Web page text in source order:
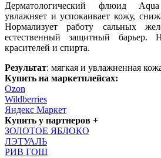
Дерматологический флюид
увлажняет и успокаивает кожу,
Нормализует работу сальных
естественный защитный барьер.
красителей и спирта.
Результат: мягкая и увлажненная
Купить на маркетплейсах:
Ozon
Wildberries
Яндекс Маркет
Купить у партнеров +
ЗОЛОТОЕ ЯБЛОКО
ЛЭТУАЛЬ
РИВ ГОШ